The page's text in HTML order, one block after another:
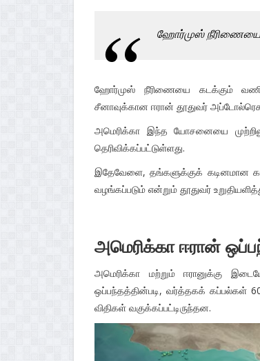
ஹோர்முஸ் நீரிணையை
ஹோர்முஸ் நீரிணையை கடக்கும்
சீனாவுக்கான ஈரான் தூதுவர்
அமெரிக்கா இந்த யோசனையை
தெரிவிக்கப்பட்டுள்ளது.
இதேவேளை, தங்களுக்குக் கடினமான
வழங்கப்படும் என்றும் தூதுவர்
அமெரிக்கா ஈரான்
அமெரிக்கா மற்றும் ஈரானுக்கு
ஒப்பந்தத்தின்படி, வர்த்தகக் கப்பல்கள்
விதிகள் வகுக்கப்பட்டிருந்தன.